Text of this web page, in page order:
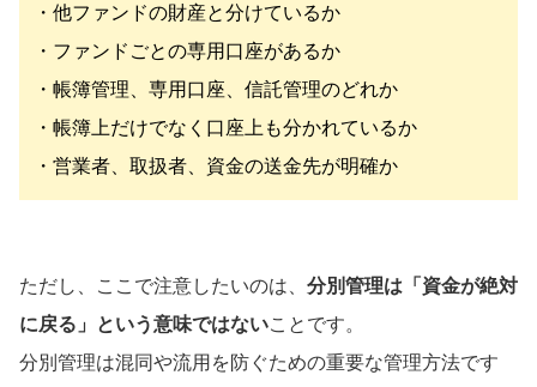
・他ファンドの財産と分けているか
・ファンドごとの専用口座があるか
・帳簿管理、専用口座、信託管理のどれか
・帳簿上だけでなく口座上も分かれているか
・営業者、取扱者、資金の送金先が明確か
ただし、ここで注意したいのは、 分別管理は「資金が絶対
に戻る」という意味ではないことです。
分別管理は混同や流用を防ぐための重要な管理方法です